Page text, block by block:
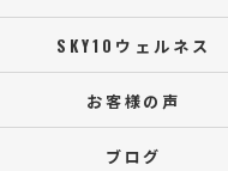
SKY10ウェルネス
お客様の声
ブログ